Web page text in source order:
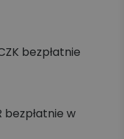
bezpłatnie
bezpłatnie w